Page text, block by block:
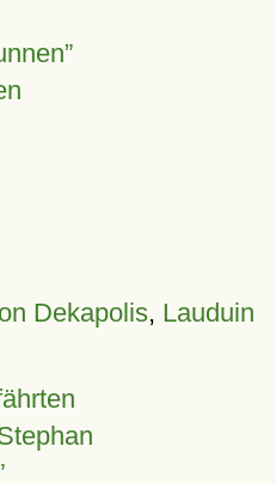
Dekapolis, Lauduin